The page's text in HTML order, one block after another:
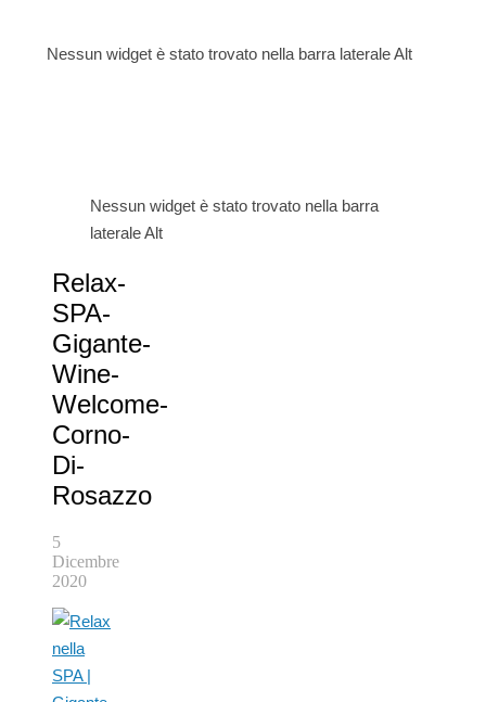
Nessun widget è stato trovato nella barra laterale Alt
Nessun widget è stato trovato nella barra
laterale Alt
Relax-
SPA-
Gigante-
Wine-
Welcome-
Corno-
Di-
Rosazzo
5
Dicembre
2020